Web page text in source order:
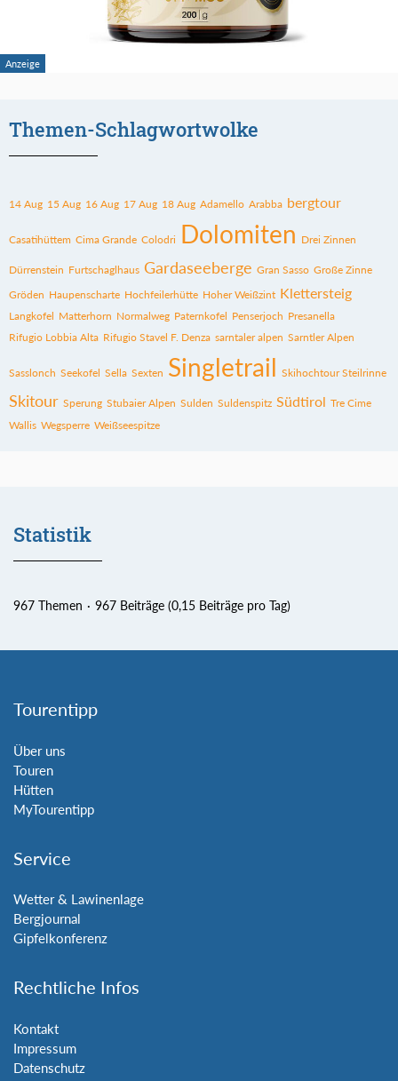
Themen-Schlagwortwolke
14 Aug 15 Aug 16 Aug 17 Aug 18 Aug Adamello Arabba bergtour
Casatihüttem Cima Grande Colodri Dolomiten Drei Zinnen
Dürrenstein Furtschaglhaus Gardaseeberge Gran Sasso Große Zinne
Gröden Haupenscharte Hochfeilerhütte Hoher Weißzint Klettersteig
Langkofel Matterhorn Normalweg Paternkofel Penserjoch Presanella
Rifugio Lobbia Alta Rifugio Stavel F. Denza sarntaler alpen Sarntler Alpen
Sasslonch Seekofel Sella Sexten Singletrail Skihochtour Steilrinne
Skitour Sperung Stubaier Alpen Sulden Suldenspitz Südtirol Tre Cime
Wallis Wegsperre Weißseespitze
Statistik
967 Themen 967 Beiträge (0,15 Beiträge pro Tag)
Tourentipp
Über uns
Touren
Hütten
MyTourentipp
Service
Wetter & Lawinenlage
Bergjournal
Gipfelkonferenz
Rechtliche Infos
Kontakt
Impressum
Datenschutz